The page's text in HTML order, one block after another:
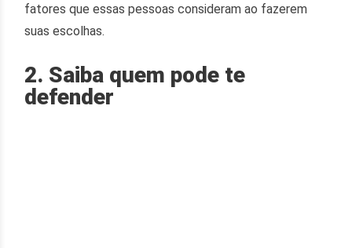
fatores que essas pessoas consideram ao fazerem
suas escolhas.
2. Saiba quem pode te
defender